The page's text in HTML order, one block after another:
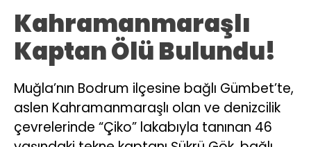
Kahramanmaraşlı
Kaptan Ölü Bulundu!
Muğla’nın Bodrum ilçesine bağlı Gümbet’te,
aslen Kahramanmaraşlı olan ve denizcilik
çevrelerinde “Çiko” lakabıyla tanınan 46